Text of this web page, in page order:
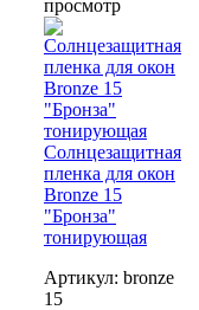
просмотр
Солнцезащитная
пленка для окон
Bronze 15
"Бронза"
тонирующая
Артикул: bronze
15